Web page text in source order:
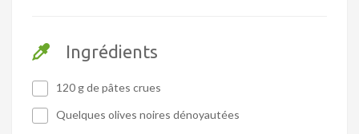
Ingrédients
120 g de pâtes crues
Quelques olives noires dénoyautées